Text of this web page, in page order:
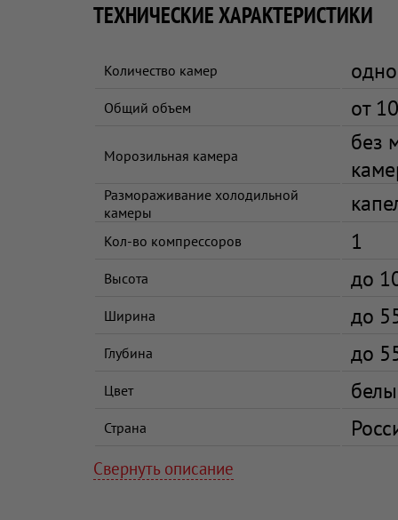
ТЕХНИЧЕСКИЕ ХАРАКТЕРИСТИКИ
Количество камер
Общий объем от
Морозильная камера
без
Размораживание холодильной
камеры
Кол-во компрессоров 1
Высота до
Ширина до
Глубина до
Цвет
Страна
Свернуть описание